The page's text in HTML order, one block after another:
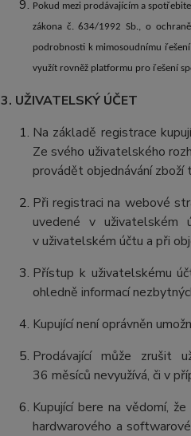
Pokud mezi prodávajícím a
zákona č. 634/1992 Sb., o
podrobnosti k mimosoudnímu
využít rovněž platformu pro řešení
3. UŽIVATELSKÝ ÚČET
Na základě registrace
Ze svého uživatelského
provádět objednávání zboží
Při registraci na webové
uvedené v uživatelském
v uživatelském účtu a při
Přístup k uživatelskému
ohledně informací
Kupující není oprávněn
Prodávající může zrušit
36 měsíců nevyužívá, či v
Kupující bere na vědomí,
hardwarového a